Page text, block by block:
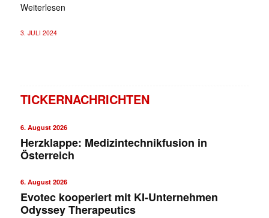
Weiterlesen
3. JULI 2024
TICKERNACHRICHTEN
6. August 2026
Herzklappe: Medizintechnikfusion in
Österreich
6. August 2026
Evotec kooperiert mit KI-Unternehmen
Odyssey Therapeutics